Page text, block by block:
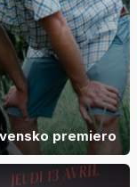
premiero